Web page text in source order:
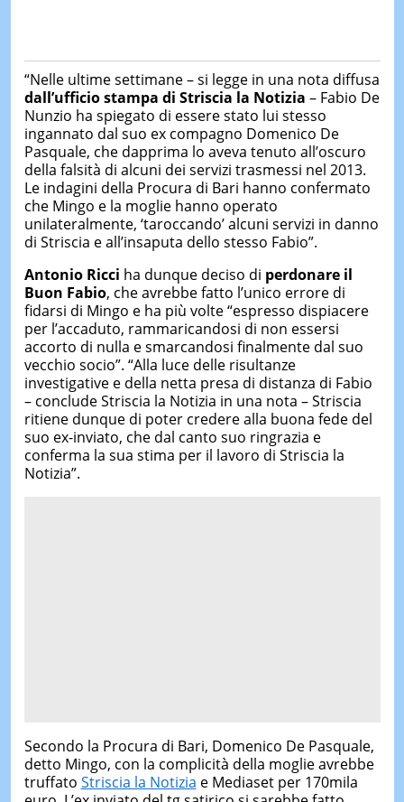
“Nelle ultime settimane – si legge in una nota diffusa
dall’ufficio stampa di Striscia la Notizia – Fabio De
Nunzio ha spiegato di essere stato lui stesso
ingannato dal suo ex compagno Domenico De
Pasquale, che dapprima lo aveva tenuto all’oscuro
della falsità di alcuni dei servizi trasmessi nel 2013.
Le indagini della Procura di Bari hanno confermato
che Mingo e la moglie hanno operato
unilateralmente, ‘taroccando’ alcuni servizi in danno
di Striscia e all’insaputa dello stesso Fabio”.
Antonio Ricci ha dunque deciso di perdonare il
Buon Fabio, che avrebbe fatto l’unico errore di
fidarsi di Mingo e ha più volte “espresso dispiacere
per l’accaduto, rammaricandosi di non essersi
accorto di nulla e smarcandosi finalmente dal suo
vecchio socio”. “Alla luce delle risultanze
investigative e della netta presa di distanza di Fabio
– conclude Striscia la Notizia in una nota – Striscia
ritiene dunque di poter credere alla buona fede del
suo ex-inviato, che dal canto suo ringrazia e
conferma la sua stima per il lavoro di Striscia la
Notizia”.
Secondo la Procura di Bari, Domenico De Pasquale,
detto Mingo, con la complicità della moglie avrebbe
truffato Striscia la Notizia e Mediaset per 170mila